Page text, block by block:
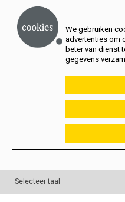
We gebruiken
advertenties om
beter van dienst
gegevens
Selecteer taal